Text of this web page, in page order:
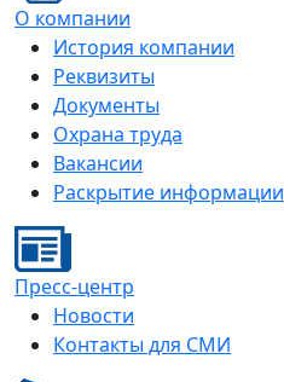
О компании
История компании
Реквизиты
Документы
Охрана труда
Вакансии
Раскрытие информации
Пресс-центр
Новости
Контакты для СМИ